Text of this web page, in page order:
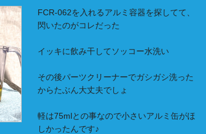
FCR-062を入れるアルミ容器を探してて、
閃いたのがコレだった
イッキに飲み干してソッコー水洗い
その後パーツクリーナーでガシガシ洗った
からたぶん大丈夫でしょ
軽は75mlとの事なので小さいアルミ缶がほ
しかったんです♪